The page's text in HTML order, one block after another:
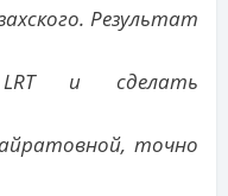
Результат
и сделать
точно